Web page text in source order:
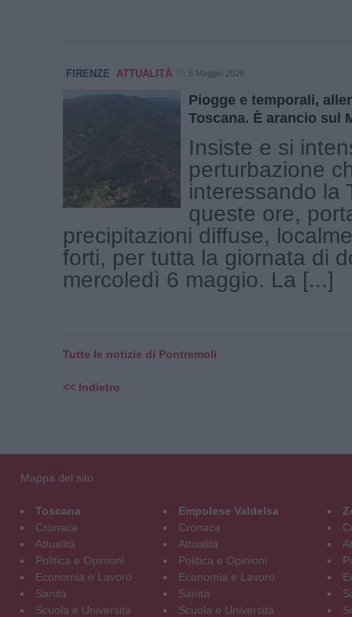
FIRENZE ATTUALITÀ 5 Maggio 2026
Piogge e temporali,
Toscana. È arancio sul
Insiste e si
perturbazione
interessando la
queste ore,
precipitazioni diffuse,
forti, per tutta la giornata di
mercoledì 6 maggio. La [...]
Tutte le notizie di Pontremoli
<< Indietro
Mappa del sito
Toscana
Cronaca
Attualità
Politica e Opinioni
Economia e Lavoro
Sanità
Scuola e Università
Empolese Valdelsa
Cronaca
Attualità
Politica e Opinioni
Economia e Lavoro
Sanità
Scuola e Università